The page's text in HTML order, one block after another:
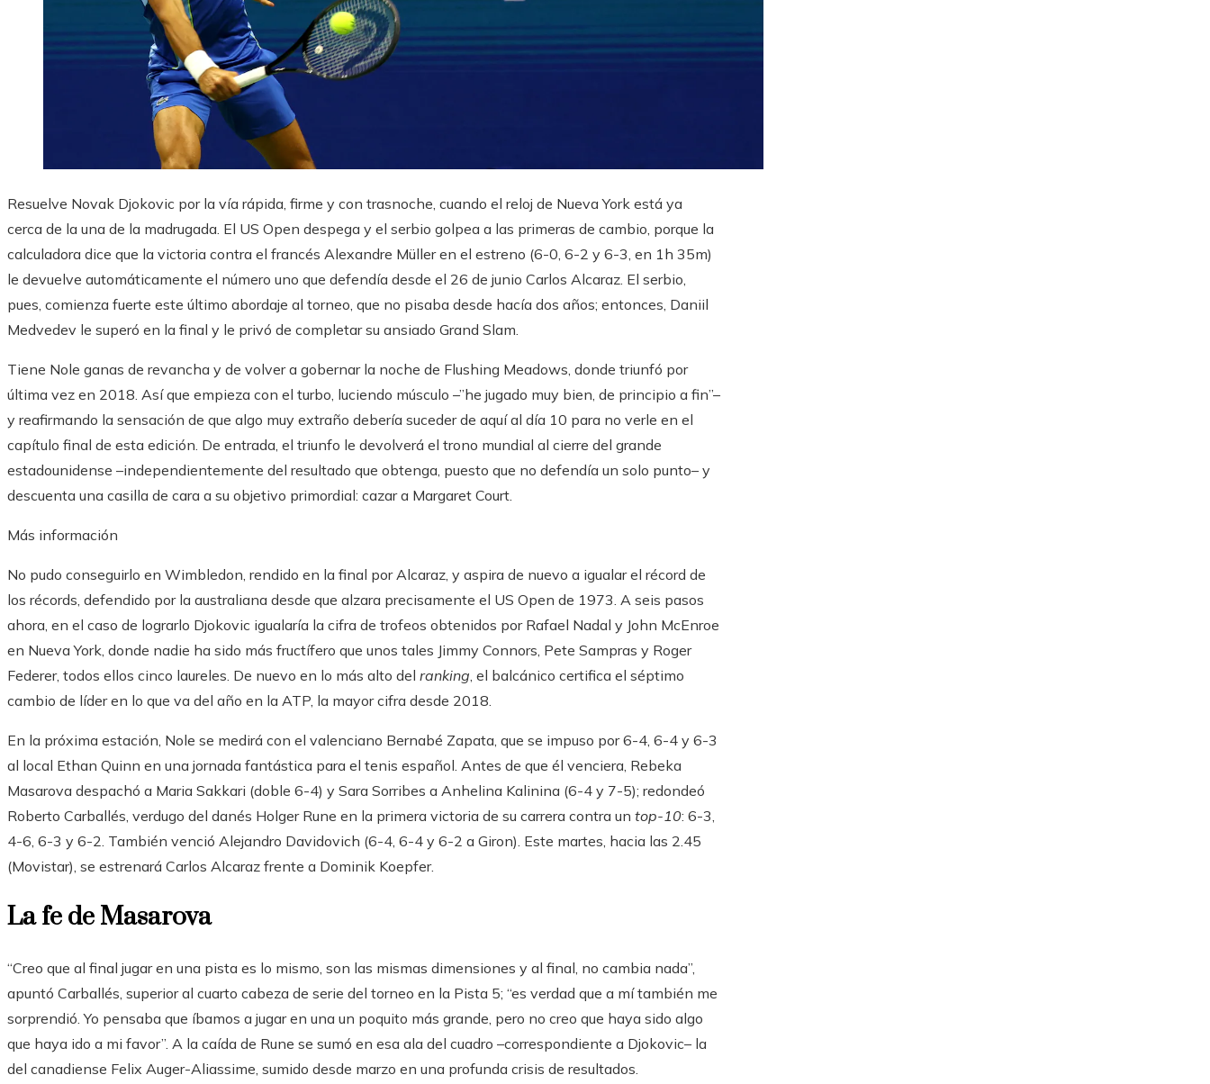
Resuelve Novak Djokovic por la vía rápida, firme y con trasnoche, cuando el reloj de Nueva York está ya
cerca de la una de la madrugada. El US Open despega y el serbio golpea a las primeras de cambio, porque la
calculadora dice que la victoria contra el francés Alexandre Müller en el estreno (6-0, 6-2 y 6-3, en 1h 35m)
le devuelve automáticamente el número uno que defendía desde el 26 de junio Carlos Alcaraz. El serbio,
pues, comienza fuerte este último abordaje al torneo, que no pisaba desde hacía dos años; entonces, Daniil
Medvedev le superó en la final y le privó de completar su ansiado Grand Slam.
Tiene Nole ganas de revancha y de volver a gobernar la noche de Flushing Meadows, donde triunfó por
última vez en 2018. Así que empieza con el turbo, luciendo músculo –”he jugado muy bien, de principio a fin”–
y reafirmando la sensación de que algo muy extraño debería suceder de aquí al día 10 para no verle en el
capítulo final de esta edición. De entrada, el triunfo le devolverá el trono mundial al cierre del grande
estadounidense –independientemente del resultado que obtenga, puesto que no defendía un solo punto– y
descuenta una casilla de cara a su objetivo primordial: cazar a Margaret Court.
Más información
No pudo conseguirlo en Wimbledon, rendido en la final por Alcaraz, y aspira de nuevo a igualar el récord de
los récords, defendido por la australiana desde que alzara precisamente el US Open de 1973. A seis pasos
ahora, en el caso de lograrlo Djokovic igualaría la cifra de trofeos obtenidos por Rafael Nadal y John McEnroe
en Nueva York, donde nadie ha sido más fructífero que unos tales Jimmy Connors, Pete Sampras y Roger
Federer, todos ellos cinco laureles. De nuevo en lo más alto del ranking, el balcánico certifica el séptimo
cambio de líder en lo que va del año en la ATP, la mayor cifra desde 2018.
En la próxima estación, Nole se medirá con el valenciano Bernabé Zapata, que se impuso por 6-4, 6-4 y 6-3
al local Ethan Quinn en una jornada fantástica para el tenis español. Antes de que él venciera, Rebeka
Masarova despachó a Maria Sakkari (doble 6-4) y Sara Sorribes a Anhelina Kalinina (6-4 y 7-5); redondeó
Roberto Carballés, verdugo del danés Holger Rune en la primera victoria de su carrera contra un top-10: 6-3,
4-6, 6-3 y 6-2. También venció Alejandro Davidovich (6-4, 6-4 y 6-2 a Giron). Este martes, hacia las 2.45
(Movistar), se estrenará Carlos Alcaraz frente a Dominik Koepfer.
La fe de Masarova
“Creo que al final jugar en una pista es lo mismo, son las mismas dimensiones y al final, no cambia nada”,
apuntó Carballés, superior al cuarto cabeza de serie del torneo en la Pista 5; “es verdad que a mí también me
sorprendió. Yo pensaba que íbamos a jugar en una un poquito más grande, pero no creo que haya sido algo
que haya ido a mi favor”. A la caída de Rune se sumó en esa ala del cuadro –correspondiente a Djokovic– la
del canadiense Felix Auger-Aliassime, sumido desde marzo en una profunda crisis de resultados.